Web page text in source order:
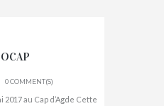
0 COMMENT(S)
2017 au Cap d’Agde Cette